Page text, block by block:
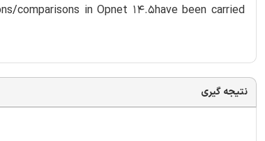
comparisons in Opnet 14.5have been carried
نتیجه گیری